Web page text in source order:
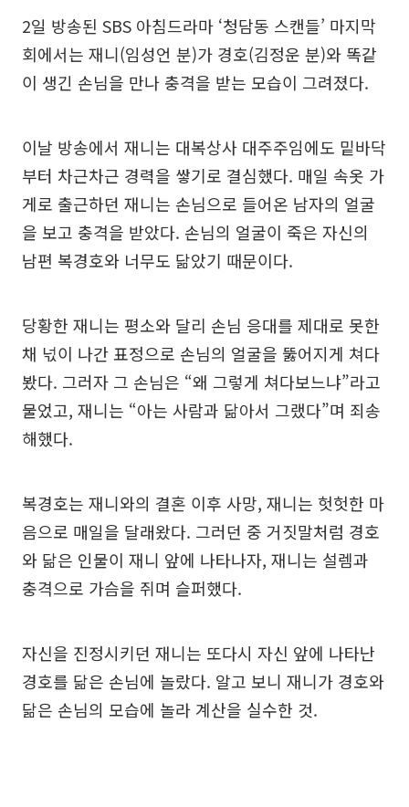
2일 방송된 SBS 아침드라마 ‘청담동 스캔들’ 마지막
회에서는 재니(임성언 분)가 경호(김정운 분)와 똑같
이 생긴 손님을 만나 충격을 받는 모습이 그려졌다.
이날 방송에서 재니는 대복상사 대주주임에도 밑바닥
부터 차근차근 경력을 쌓기로 결심했다. 매일 속옷 가
게로 출근하던 재니는 손님으로 들어온 남자의 얼굴
을 보고 충격을 받았다. 손님의 얼굴이 죽은 자신의
남편 복경호와 너무도 닮았기 때문이다.
당황한 재니는 평소와 달리 손님 응대를 제대로 못한
채 넋이 나간 표정으로 손님의 얼굴을 뚫어지게 쳐다
봤다. 그러자 그 손님은 “왜 그렇게 쳐다보느냐”라고
물었고, 재니는 “아는 사람과 닮아서 그랬다”며 죄송
해했다.
복경호는 재니와의 결혼 이후 사망, 재니는 헛헛한 마
음으로 매일을 달래왔다. 그러던 중 거짓말처럼 경호
와 닮은 인물이 재니 앞에 나타나자, 재니는 설렘과
충격으로 가슴을 쥐며 슬퍼했다.
자신을 진정시키던 재니는 또다시 자신 앞에 나타난
경호를 닮은 손님에 놀랐다. 알고 보니 재니가 경호와
닮은 손님의 모습에 놀라 계산을 실수한 것.